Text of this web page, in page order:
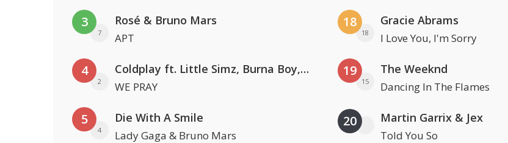
3
7
Rosé & Bruno Mars
APT
4
2
Coldplay ft. Little Simz, Burna Boy, Elyanna & Tini
WE PRAY
5
4
Die With A Smile
Lady Gaga & Bruno Mars
18
18
Gracie Abrams
I Love You, I'm Sorry
19
15
The Weeknd
Dancing In The Flames
20 Martin Garrix & Jex
Told You So